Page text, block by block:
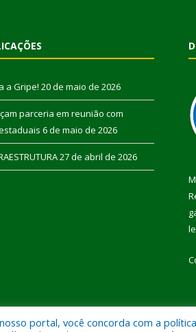
a Gripe! 20 de maio de 2026
parceria em reunião com
6 de maio de 2026
27 de abril de 2026
portal, você concorda com a